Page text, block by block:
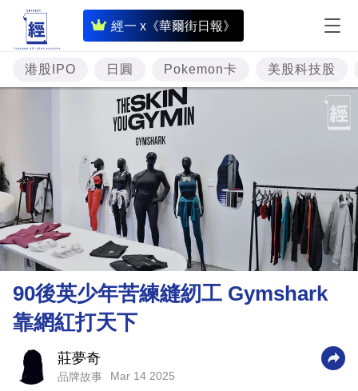
經一 x《華爾街日報》
即
時
財
經
投
資
市
理
財
商
科
港股IPO 日圓 Pokemon卡 美股科技股
90後英少年苦練縫紉工 Gymshark
靠網紅打天下
莊夢奇
品牌故事 Mar 14 2025